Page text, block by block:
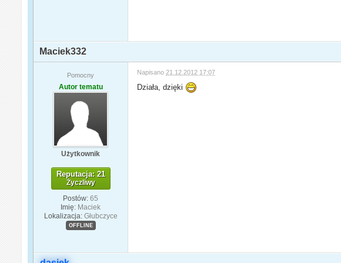
Maciek332
Pomocny
Autor tematu
Użytkownik
Reputacja: 21
Życzliwy
Postów: 65
Imię: Maciek
Lokalizacja: Głubczyce
OFFLINE
Napisano 21.12.2012 17:07
Działa, dzięki